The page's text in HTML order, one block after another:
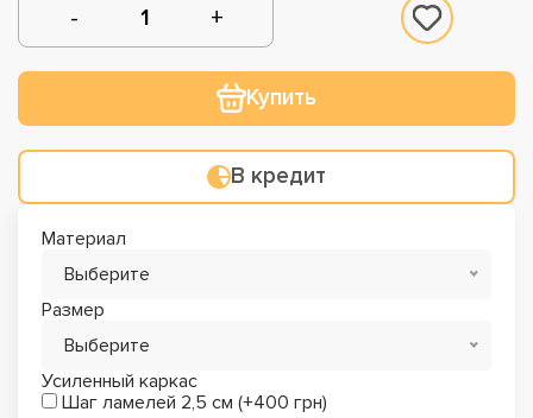
Купить
В кредит
Материал
Выберите
Размер
Выберите
Усиленный каркас
Шаг ламелей 2,5 см (+400 грн)